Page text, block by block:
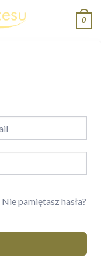
0
Nie pamiętasz hasła?